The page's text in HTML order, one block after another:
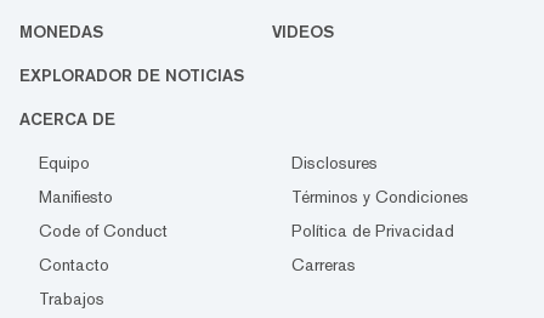
MONEDAS VIDEOS
EXPLORADOR DE NOTICIAS
ACERCA DE
Equipo
Disclosures
Manifiesto
Términos y Condiciones
Code of Conduct
Política de Privacidad
Contacto
Carreras
Trabajos